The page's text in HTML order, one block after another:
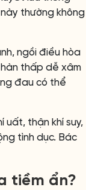
thường không
ngồi điều hòa
hàn thấp dễ xâm
đau có thể
uất, thận khí suy,
tình dục. Bác
tiềm ẩn?